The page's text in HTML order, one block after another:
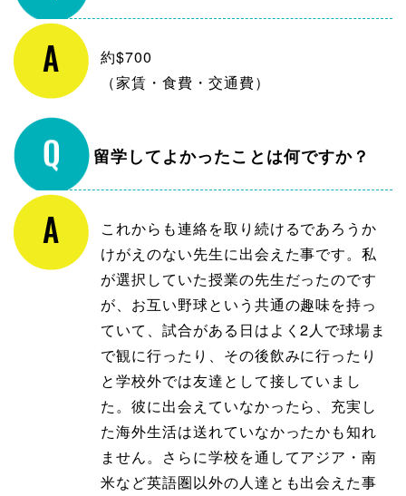
約$700
（家賃・食費・交通費）
留学してよかったことは何ですか？
これからも連絡を取り続けるであろうか
けがえのない先生に出会えた事です。私
が選択していた授業の先生だったのです
が、お互い野球という共通の趣味を持っ
ていて、試合がある日はよく2人で球場ま
で観に行ったり、その後飲みに行ったり
と学校外では友達として接していまし
た。彼に出会えていなかったら、充実し
た海外生活は送れていなかったかも知れ
ません。さらに学校を通してアジア・南
米など英語圏以外の人達とも出会えた事